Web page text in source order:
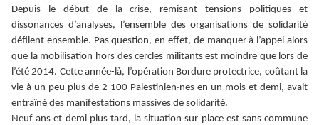
Depuis le début de la crise, remisant tensions politiques et
dissonances d’analyses, l’ensemble des organisations de solidarité
défilent ensemble. Pas question, en effet, de manquer à l’appel alors
que la mobilisation hors des cercles militants est moindre que lors de
l’été 2014. Cette année-là, l’opération Bordure protectrice, coûtant la
vie à un peu plus de 2 100 Palestinien·nes en un mois et demi, avait
entraîné des manifestations massives de solidarité.
Neuf ans et demi plus tard, la situation sur place est sans commune